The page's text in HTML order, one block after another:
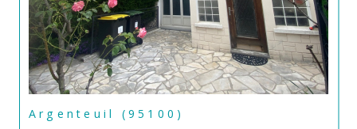
Argenteuil (95100)